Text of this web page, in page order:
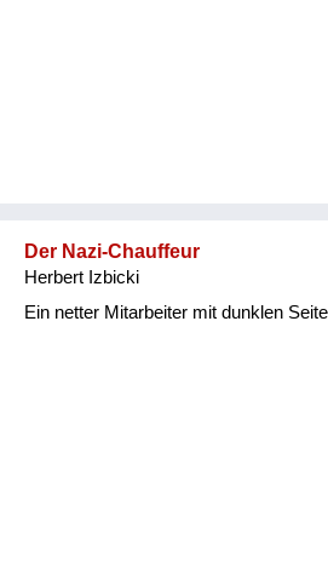
Der Nazi-Chauffeur
Herbert Izbicki
Ein netter Mitarbeiter mit dunklen